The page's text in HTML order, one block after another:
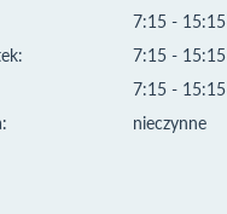
7:15 - 15:15
7:15 - 15:15
7:15 - 15:15
nieczynne